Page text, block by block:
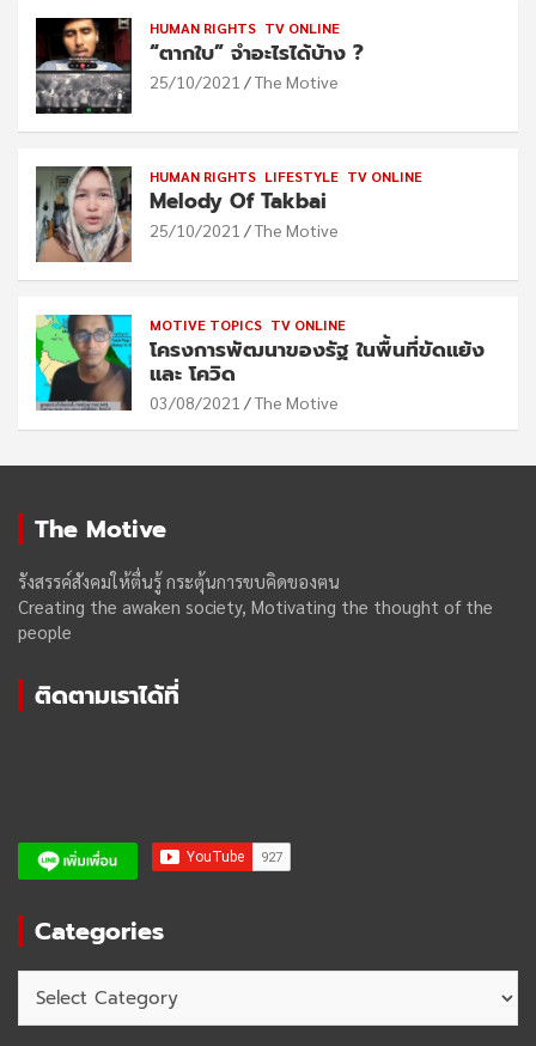
HUMAN RIGHTS TV ONLINE
“ตากใบ” จำอะไรได้บ้าง ?
25/10/2021 The Motive
HUMAN RIGHTS LIFESTYLE TV ONLINE
Melody Of Takbai
25/10/2021 The Motive
MOTIVE TOPICS TV ONLINE
โครงการพัฒนาของรัฐ ในพื้นที่ขัดแย้ง
และ โควิด
03/08/2021 The Motive
The Motive
รังสรรค์สังคมให้ตื่นรู้ กระตุ้นการขบคิดของฅน
Creating the awaken society, Motivating the thought of the
people
ติดตามเราได้ที่
Categories